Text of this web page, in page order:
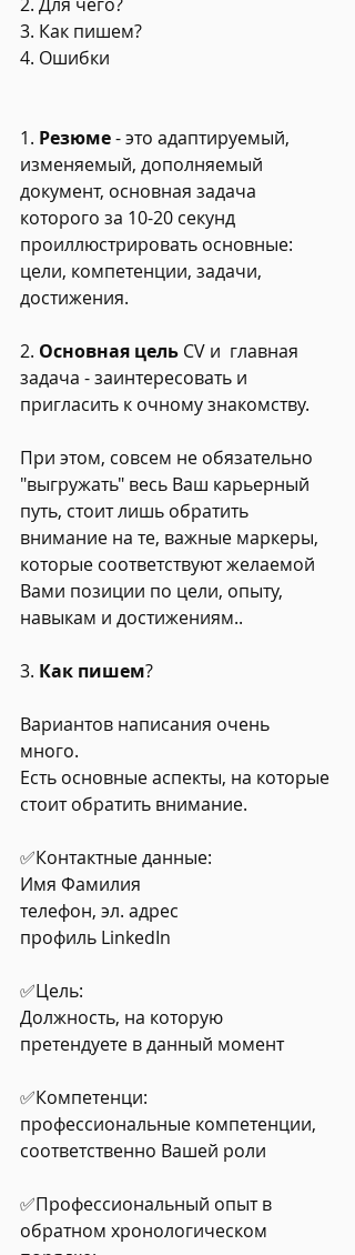
3. Как пишем?
4. Ошибки
1. Резюме - это адаптируемый,
изменяемый, дополняемый
документ, основная задача
которого за 10-20 секунд
проиллюстрировать основные:
цели, компетенции, задачи,
достижения.
2. Основная цель СV и  главная
задача - заинтересовать и
пригласить к очному знакомству.
При этом, совсем не обязательно
"выгружать" весь Ваш карьерный
путь, стоит лишь обратить
внимание на те, важные маркеры,
которые соответствуют желаемой
Вами позиции по цели, опыту,
навыкам и достижениям..
3. Как пишем?
Вариантов написания очень
много.
Есть основные аспекты, на которые
стоит обратить внимание.
✅Контактные данные:
Имя Фамилия
телефон, эл. адрес
профиль LinkedIn
✅Цель:
Должность, на которую
претендуете в данный момент
✅Компетенци:
профессиональные компетенции,
соответственно Вашей роли
✅Профессиональный опыт в
обратном хронологическом